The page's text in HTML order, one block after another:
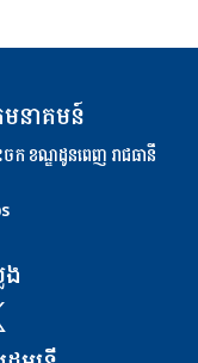
នាគមន៍
ក ខណ្ឌដូនពេញ រាជធានី